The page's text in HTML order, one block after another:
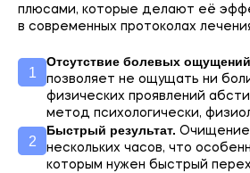
плюсами, которые делают её
в современных протоколах
Отсутствие болевых
позволяет не ощущать ни
физических проявлений
метод психологически,
Быстрый результат. Очищение
нескольких часов, что
которым нужен быстрый